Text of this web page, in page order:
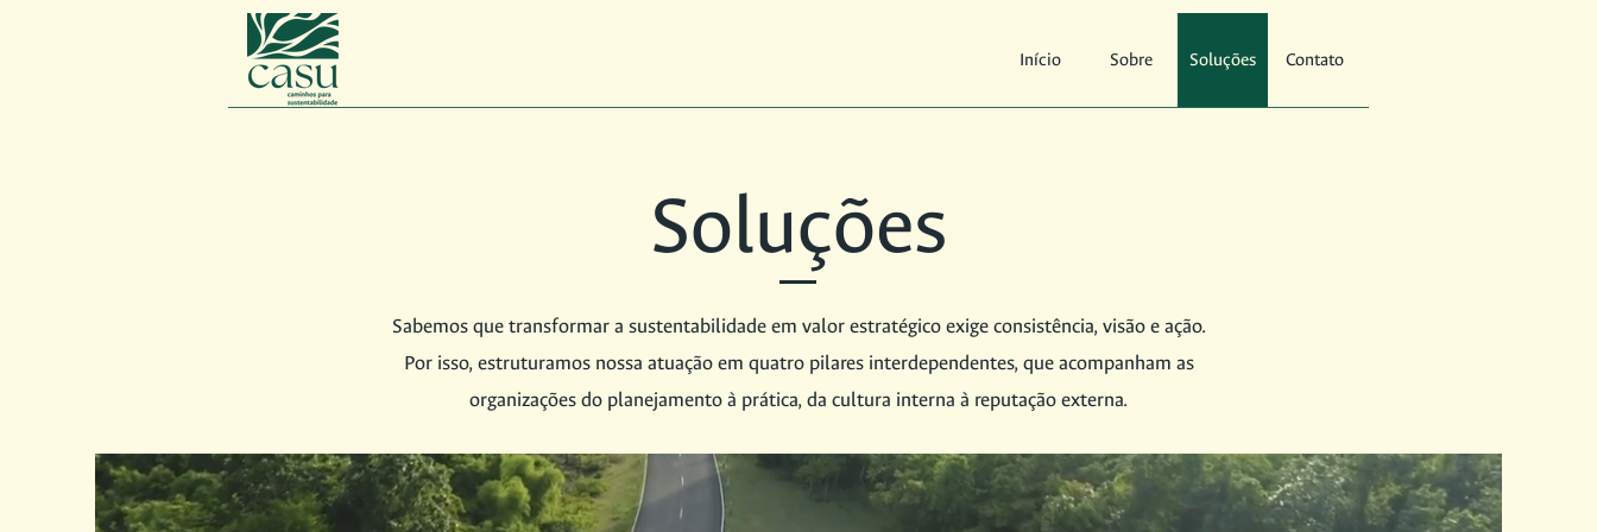
Início Sobre Soluções Contato
Soluções
Sabemos que transformar a sustentabilidade em valor estratégico exige consistência, visão e ação.
Por isso, estruturamos nossa atuação em quatro pilares interdependentes, que acompanham as
organizações do planejamento à prática, da cultura interna à reputação externa.